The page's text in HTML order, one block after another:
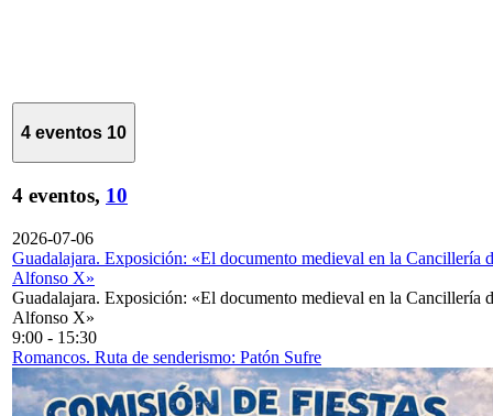
4 eventos 10
4 eventos, 10
2026-07-06
Guadalajara. Exposición: «El documento medieval en la Cancillería
Alfonso X»
Guadalajara. Exposición: «El documento medieval en la Cancillería
Alfonso X»
9:00 - 15:30
Romancos. Ruta de senderismo: Patón Sufre